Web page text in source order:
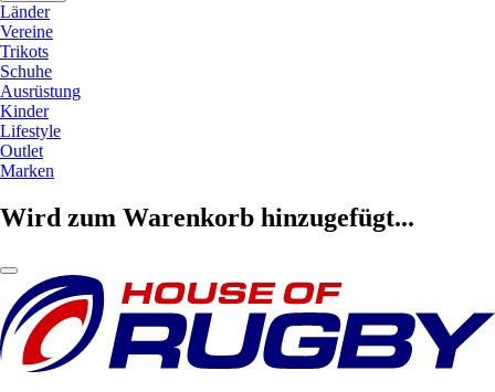
Länder
Vereine
Trikots
Schuhe
Ausrüstung
Kinder
Lifestyle
Outlet
Marken
Wird zum Warenkorb hinzugefügt...